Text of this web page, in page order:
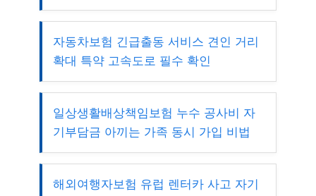
자동차보험 긴급출동 서비스 견인 거리
확대 특약 고속도로 필수 확인
일상생활배상책임보험 누수 공사비 자
기부담금 아끼는 가족 동시 가입 비법
해외여행자보험 유럽 렌터카 사고 자기